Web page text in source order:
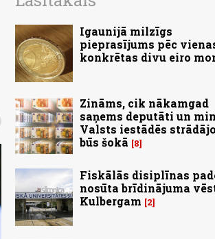
Igaunijā milzīgs
pieprasījums pēc
konkrētas divu eiro
Zināms, cik nākamgad
saņems deputāti un
Valsts iestādēs
būs šokā
8
Fiskālās disiplīnas
nosūta brīdinājuma
Kulbergam
2